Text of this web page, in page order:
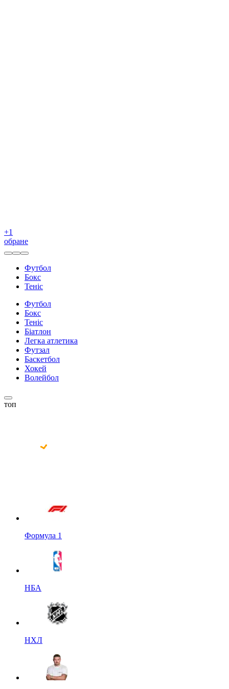
+1
обране
Футбол
Бокс
Теніс
Футбол
Бокс
Теніс
Біатлон
Легка атлетика
Футзал
Баскетбол
Хокей
Волейбол
топ
Формула 1
НБА
НХЛ